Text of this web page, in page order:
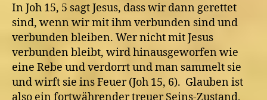
In Joh 15, 5 sagt Jesus, dass wir dann gerettet
sind, wenn wir mit ihm verbunden sind und
verbunden bleiben. Wer nicht mit Jesus
verbunden bleibt, wird hinausgeworfen wie
eine Rebe und verdorrt und man sammelt sie
und wirft sie ins Feuer (Joh 15, 6). Glauben ist
also ein fortwährender treuer Seins-Zustand,